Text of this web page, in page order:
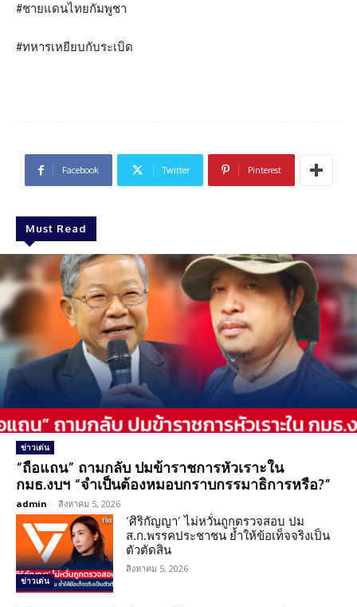
#ชายแดนไทยกัมพูชา
#ทหารเหยียบกับระเบิด
Facebook Twitter Pinterest
Must Read
ข่าวเด่น
“ถือแถน” ถามกลับ ปมข้าราชการหัวเราะใน
กมธ.งบฯ “จำเป็นต้องหมอบกราบกรรมาธิการหรือ?”
admin - สิงหาคม 5, 2026
ข่าวเด่น
‘ศิริกัญญา’ ไม่หวั่นถูกตรวจสอบ ปม
ส.ก.พรรคประชาชน ย้ำให้ข้อเท็จจริงเป็น
ตัวตัดสิน
สิงหาคม 5, 2026